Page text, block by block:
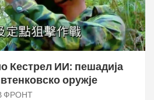
Кестрел ИИ: пешадија
оружје
ФРОНТ